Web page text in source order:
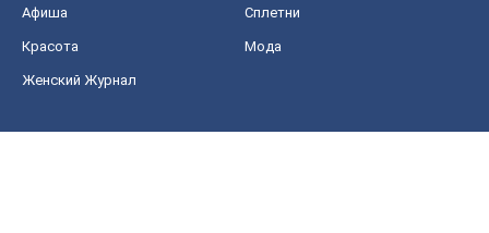
Афиша Сплетни
Красота Мода
Женский Журнал